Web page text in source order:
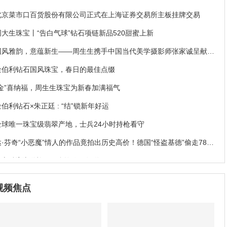
京菜市口百货股份有限公司正式在上海证券交易所主板挂牌交易
生珠宝丨“告白气球”钻石项链新品520甜蜜上新
风雅韵，意蕴新生——周生生携手中国当代美学摄影师张家诚呈献珠
片
伯利钻石国风珠宝，春日的最佳点缀
”喜纳福，周生生珠宝为新春加满福气
利钻石×朱正廷 : “结”锁新年好运
球唯一珠宝级翡翠产地，士兵24小时持枪看守
芬奇“小恶魔”情人的作品竟拍出历史高价！德国“怪盗基德”偷走78亿
频焦点